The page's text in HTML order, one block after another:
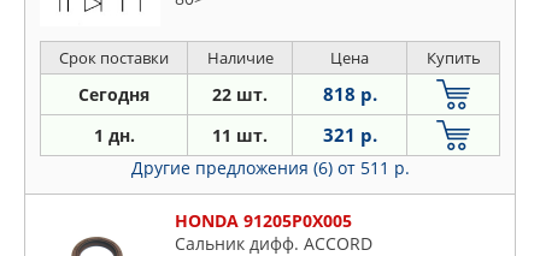
Срок поставки Наличие Цена Купить
Сегодня 22 шт. 818 р.
1 дн. 11 шт. 321 р.
Другие предложения (6) от 511 р.
HONDA 91205P0X005
Сальник дифф. ACCORD